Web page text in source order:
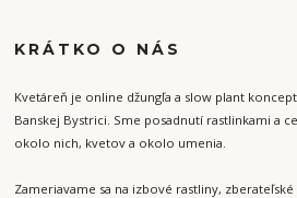
KRÁTKO O NÁS
Kvetáreň je online džungľa a slow plant
Banskej Bystrici. Sme posadnutí rastlinkami a
okolo nich, kvetov a okolo umenia.
Zameriavame sa na izbové rastliny,